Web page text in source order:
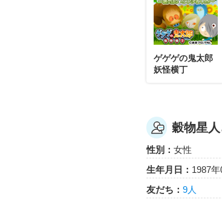
穀物星人
風呂と
だれも
穀物星人
マスター
ありがと
ゲゲゲの鬼太郎
妖怪横丁
穀物星
性別： 女性
生年月日： 1987
友だち： 9人